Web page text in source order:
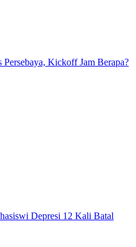
Kickoff Jam Berapa?
Depresi 12 Kali Batal